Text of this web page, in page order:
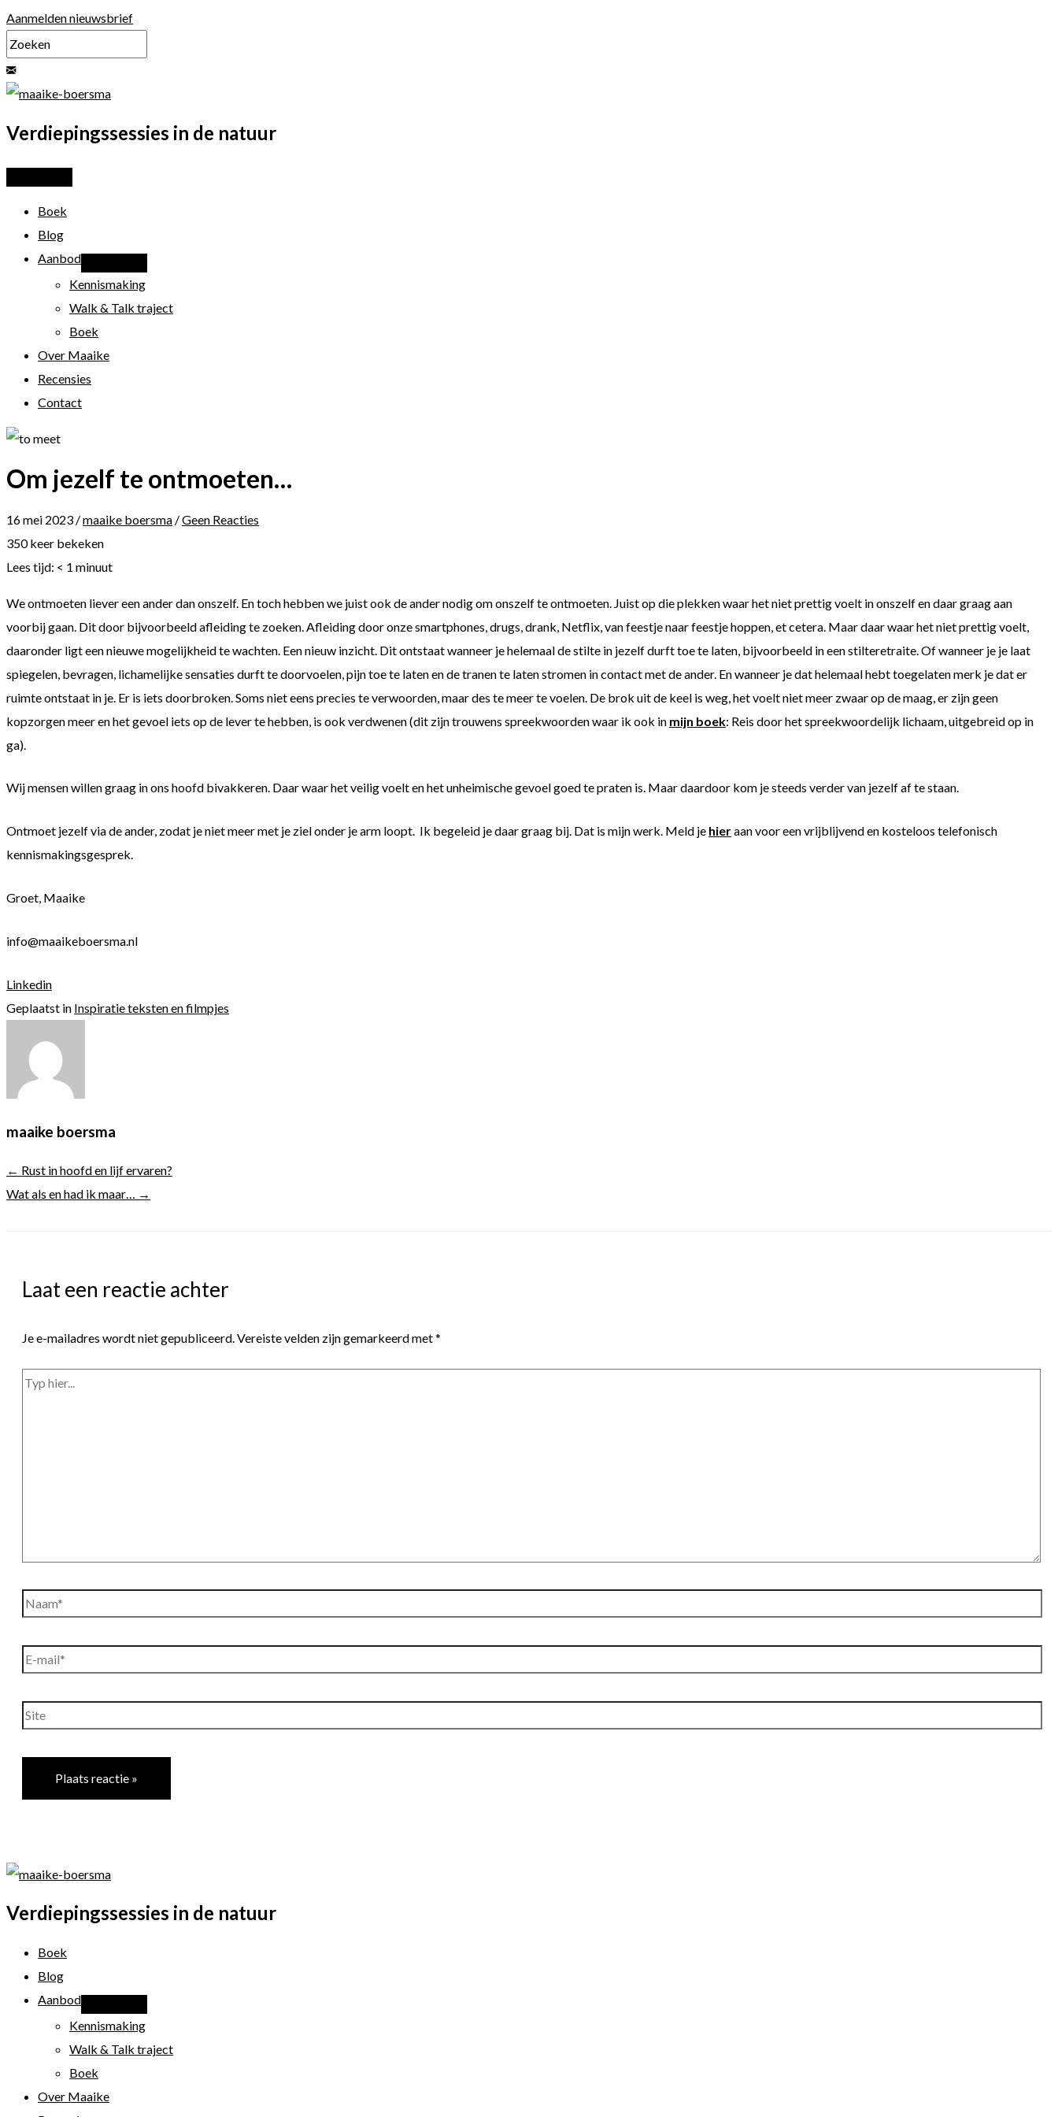
Ga
naar
de
inhoud
Aanmelden nieuwsbrief
Verdiepingssessies in de natuur
Boek
Blog
Aanbod
Kennismaking
Walk & Talk traject
Boek
Over Maaike
Recensies
Contact
Om jezelf te ontmoeten…
16 mei 2023 /maaike boersma /Geen Reacties
350 keer bekeken
Lees tijd: < 1 minuut
We ontmoeten liever een ander dan onszelf. En toch hebben we juist ook de ander nodig om onszelf te ontmoeten. Juist op die plekken waar het niet prettig voelt in onszelf en daar graag aan
voorbij gaan. Dit door bijvoorbeeld afleiding te zoeken. Afleiding door onze smartphones, drugs, drank, Netflix, van feestje naar feestje hoppen, et cetera. Maar daar waar het niet prettig voelt,
daaronder ligt een nieuwe mogelijkheid te wachten. Een nieuw inzicht. Dit ontstaat wanneer je helemaal de stilte in jezelf durft toe te laten, bijvoorbeeld in een stilteretraite. Of wanneer je je laat
spiegelen, bevragen, lichamelijke sensaties durft te doorvoelen, pijn toe te laten en de tranen te laten stromen in contact met de ander. En wanneer je dat helemaal hebt toegelaten merk je dat er
ruimte ontstaat in je. Er is iets doorbroken. Soms niet eens precies te verwoorden, maar des te meer te voelen. De brok uit de keel is weg, het voelt niet meer zwaar op de maag, er zijn geen
kopzorgen meer en het gevoel iets op de lever te hebben, is ook verdwenen (dit zijn trouwens spreekwoorden waar ik ook in mijn boek: Reis door het spreekwoordelijk lichaam, uitgebreid op in
ga).
Wij mensen willen graag in ons hoofd bivakkeren. Daar waar het veilig voelt en het unheimische gevoel goed te praten is. Maar daardoor kom je steeds verder van jezelf af te staan.
Ontmoet jezelf via de ander, zodat je niet meer met je ziel onder je arm loopt. Ik begeleid je daar graag bij. Dat is mijn werk. Meld je hieraan voor een vrijblijvend en kosteloos telefonisch
kennismakingsgesprek.
Groet, Maaike
info@maaikeboersma.nl
Linkedin
Geplaatst in Inspiratie teksten en filmpjes
maaike boersma
← Rust in hoofd en lijf ervaren?
Wat als en had ik maar… →
Laat een reactie achter
Je e-mailadres wordt niet gepubliceerd.Vereiste velden zijn gemarkeerd met*
Typ
Naam*
E-
Site
Verdiepingssessies in de natuur
Boek
Blog
Aanbod
Kennismaking
Walk & Talk traject
Boek
Over Maaike